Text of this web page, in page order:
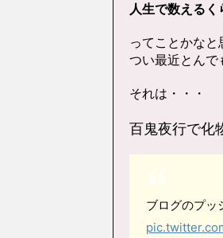
人生で数えるく
ってことかなと
つい最近とんで
それは・・・
百鬼夜行で化
ブログのプ